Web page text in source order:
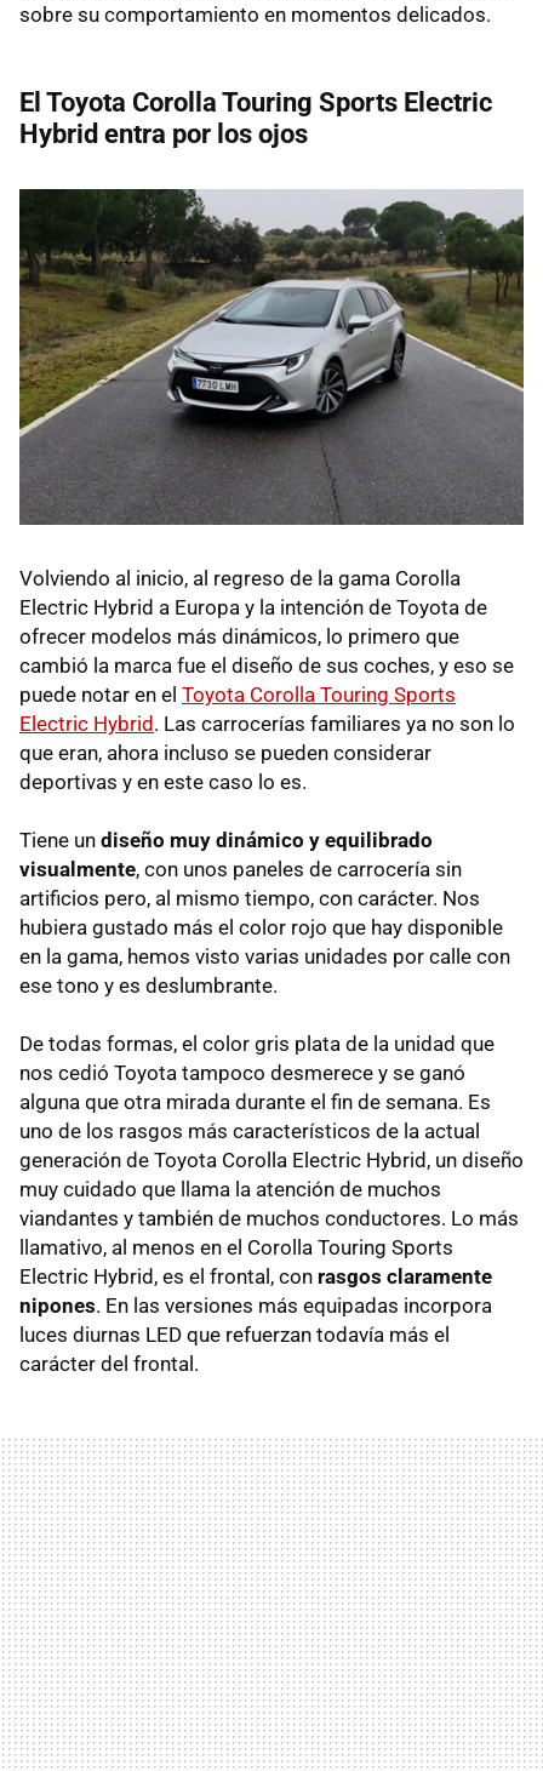
sobre su comportamiento en momentos delicados.
El Toyota Corolla Touring Sports Electric
Hybrid entra por los ojos
Volviendo al inicio, al regreso de la gama Corolla
Electric Hybrid a Europa y la intención de Toyota de
ofrecer modelos más dinámicos, lo primero que
cambió la marca fue el diseño de sus coches, y eso se
puede notar en el Toyota Corolla Touring Sports
Electric Hybrid . Las carrocerías familiares ya no son lo
que eran, ahora incluso se pueden considerar
deportivas y en este caso lo es.
Tiene un diseño muy dinámico y equilibrado
visualmente, con unos paneles de carrocería sin
artificios pero, al mismo tiempo, con carácter. Nos
hubiera gustado más el color rojo que hay disponible
en la gama, hemos visto varias unidades por calle con
ese tono y es deslumbrante.
De todas formas, el color gris plata de la unidad que
nos cedió Toyota tampoco desmerece y se ganó
alguna que otra mirada durante el fin de semana. Es
uno de los rasgos más característicos de la actual
generación de Toyota Corolla Electric Hybrid, un diseño
muy cuidado que llama la atención de muchos
viandantes y también de muchos conductores. Lo más
llamativo, al menos en el Corolla Touring Sports
Electric Hybrid, es el frontal, con rasgos claramente
nipones. En las versiones más equipadas incorpora
luces diurnas LED que refuerzan todavía más el
carácter del frontal.